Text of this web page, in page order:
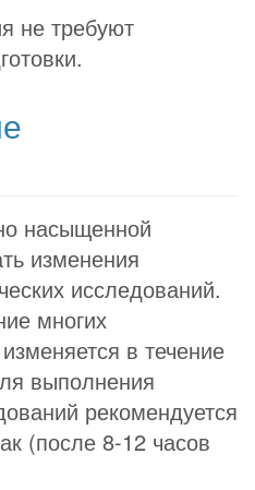
не требуют
насыщенной
изменения
исследований.
многих
в течение
выполнения
рекомендуется
(после 8-12 часов